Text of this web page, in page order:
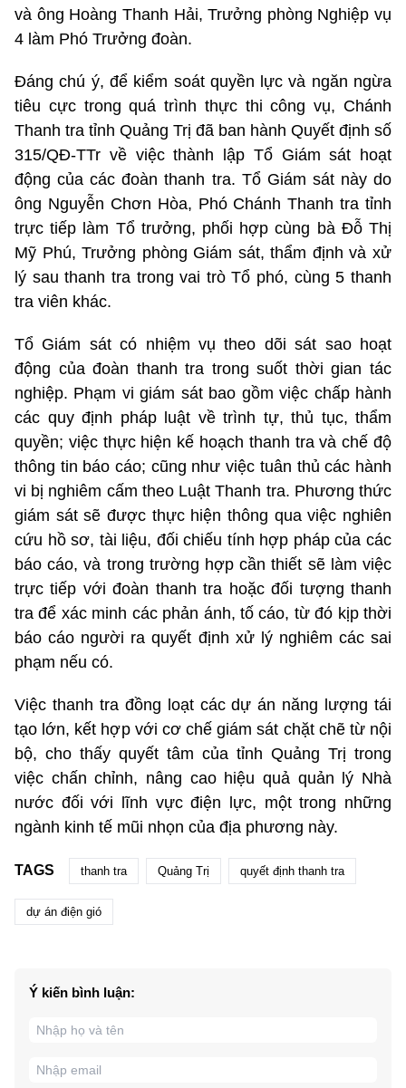
và ông Hoàng Thanh Hải, Trưởng phòng Nghiệp vụ
4 làm Phó Trưởng đoàn.
Đáng chú ý, để kiểm soát quyền lực và ngăn ngừa
tiêu cực trong quá trình thực thi công vụ, Chánh
Thanh tra tỉnh Quảng Trị đã ban hành Quyết định số
315/QĐ-TTr về việc thành lập Tổ Giám sát hoạt
động của các đoàn thanh tra. Tổ Giám sát này do
ông Nguyễn Chơn Hòa, Phó Chánh Thanh tra tỉnh
trực tiếp làm Tổ trưởng, phối hợp cùng bà Đỗ Thị
Mỹ Phú, Trưởng phòng Giám sát, thẩm định và xử
lý sau thanh tra trong vai trò Tổ phó, cùng 5 thanh
tra viên khác.
Tổ Giám sát có nhiệm vụ theo dõi sát sao hoạt
động của đoàn thanh tra trong suốt thời gian tác
nghiệp. Phạm vi giám sát bao gồm việc chấp hành
các quy định pháp luật về trình tự, thủ tục, thẩm
quyền; việc thực hiện kế hoạch thanh tra và chế độ
thông tin báo cáo; cũng như việc tuân thủ các hành
vi bị nghiêm cấm theo Luật Thanh tra. Phương thức
giám sát sẽ được thực hiện thông qua việc nghiên
cứu hồ sơ, tài liệu, đối chiếu tính hợp pháp của các
báo cáo, và trong trường hợp cần thiết sẽ làm việc
trực tiếp với đoàn thanh tra hoặc đối tượng thanh
tra để xác minh các phản ánh, tố cáo, từ đó kịp thời
báo cáo người ra quyết định xử lý nghiêm các sai
phạm nếu có.
Việc thanh tra đồng loạt các dự án năng lượng tái
tạo lớn, kết hợp với cơ chế giám sát chặt chẽ từ nội
bộ, cho thấy quyết tâm của tỉnh Quảng Trị trong
việc chấn chỉnh, nâng cao hiệu quả quản lý Nhà
nước đối với lĩnh vực điện lực, một trong những
ngành kinh tế mũi nhọn của địa phương này.
TAGS thanh tra Quảng Trị quyết định thanh tra
dự án điện gió
Ý kiến bình luận: